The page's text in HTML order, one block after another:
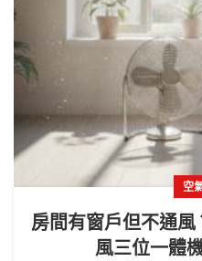
空
房間有窗戶但不通
風三位一體